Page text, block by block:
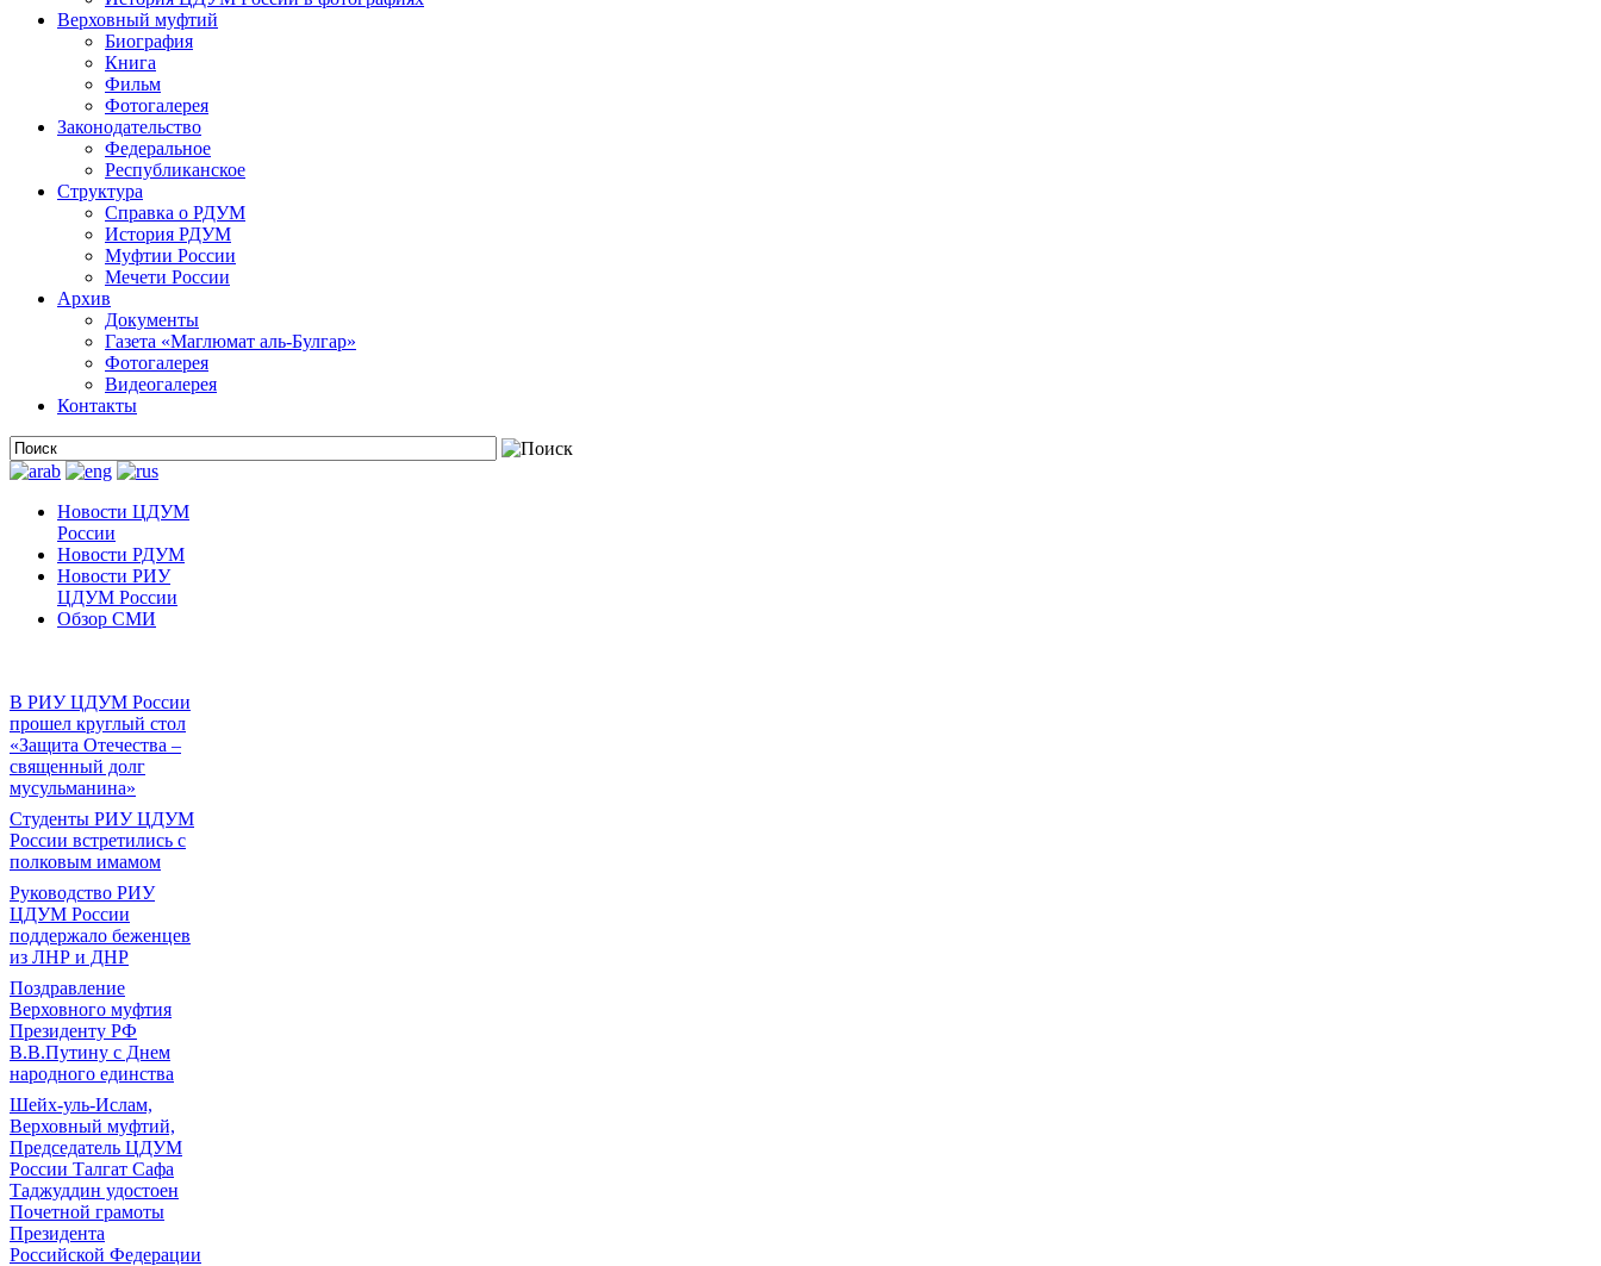
Верховный муфтий
Биография
Книга
Фильм
Фотогалерея
Законодательство
Федеральное
Республиканское
Структура
Справка о РДУМ
История РДУМ
Муфтии России
Мечети России
Архив
Документы
Газета «Маглюмат аль-Булгар»
Фотогалерея
Видеогалерея
Контакты
Новости ЦДУМ
России
Новости РДУМ
Новости РИУ
ЦДУМ России
Обзор СМИ
В РИУ ЦДУМ России
прошел круглый стол
«Защита Отечества –
священный долг
мусульманина»
Студенты РИУ ЦДУМ
России встретились с
полковым имамом
Руководство РИУ
ЦДУМ России
поддержало беженцев
из ЛНР и ДНР
Поздравление
Верховного муфтия
Президенту РФ
В.В.Путину с Днем
народного единства
Шейх-уль-Ислам,
Верховный муфтий,
Председатель ЦДУМ
России Талгат Сафа
Таджуддин удостоен
Почетной грамоты
Президента
Российской Федерации